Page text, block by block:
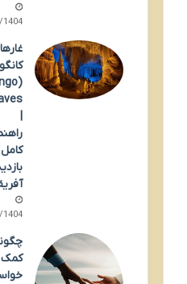
1404
کانگو
|
کامل
1404
کمک